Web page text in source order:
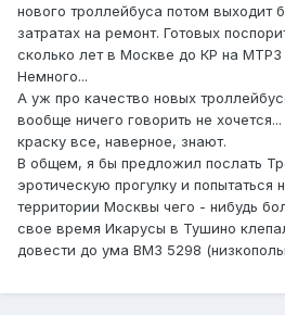
нового троллейбуса потом выходит
затратах на ремонт. Готовых
сколько лет в Москве до КР на МТРЗ
Немного...
А уж про качество новых
вообще ничего говорить не
краску все, наверное, знают.
В общем, я бы предложил послать
эротическую прогулку и попытаться
территории Москвы чего - нибудь
свое время Икарусы в Тушино
довести до ума ВМЗ 5298